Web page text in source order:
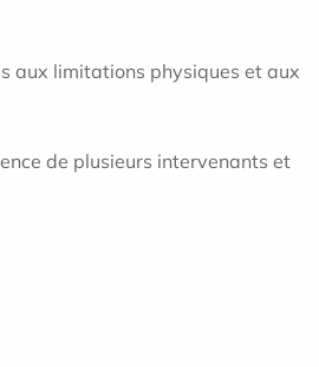
aux limitations physiques et aux
de plusieurs intervenants et